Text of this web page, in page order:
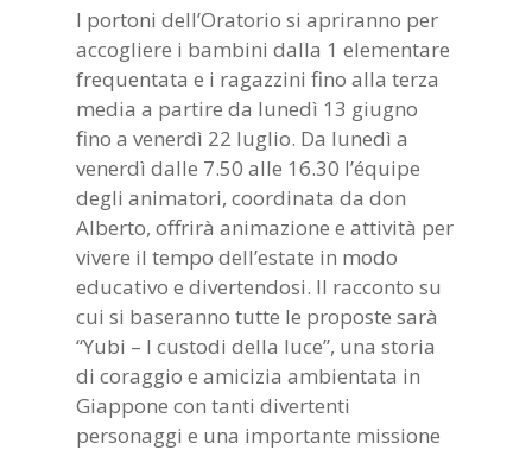
I portoni dell’Oratorio si apriranno per
accogliere i bambini dalla 1 elementare
frequentata e i ragazzini fino alla terza
media a partire da lunedì 13 giugno
fino a venerdì 22 luglio. Da lunedì a
venerdì dalle 7.50 alle 16.30 l’équipe
degli animatori, coordinata da don
Alberto, offrirà animazione e attività per
vivere il tempo dell’estate in modo
educativo e divertendosi. Il racconto su
cui si baseranno tutte le proposte sarà
“Yubi – I custodi della luce”, una storia
di coraggio e amicizia ambientata in
Giappone con tanti divertenti
personaggi e una importante missione